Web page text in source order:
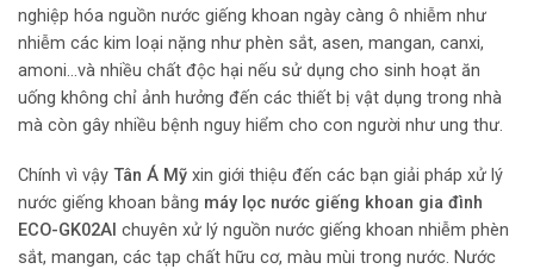
nghiệp hóa nguồn nước giếng khoan ngày càng ô nhiễm như
nhiễm các kim loại nặng như phèn sắt, asen, mangan, canxi,
amoni…và nhiều chất độc hại nếu sử dụng cho sinh hoạt ăn
uống không chỉ ảnh hưởng đến các thiết bị vật dụng trong nhà
mà còn gây nhiều bệnh nguy hiểm cho con người như ung thư.
Chính vì vậy Tân Á Mỹ xin giới thiệu đến các bạn giải pháp xử lý
nước giếng khoan bằng máy lọc nước giếng khoan gia đình
ECO-GK02AI chuyên xử lý nguồn nước giếng khoan nhiễm phèn
sắt, mangan, các tạp chất hữu cơ, màu mùi trong nước. Nước